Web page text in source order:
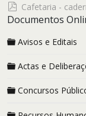
pdf
Cafetaria -
Documentos
Avisos e Editais
Actas e
Concursos